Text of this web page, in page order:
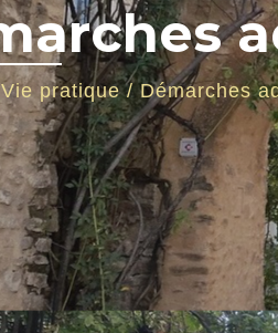
Vie pratique/Démarches